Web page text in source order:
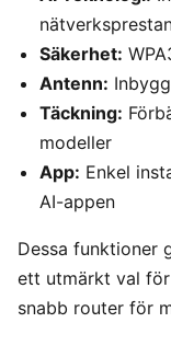
Säkerhet:
Antenn:
Täckning:
modeller
App: Enkel
AI-appen
Dessa funktioner
ett utmärkt val
snabb router för